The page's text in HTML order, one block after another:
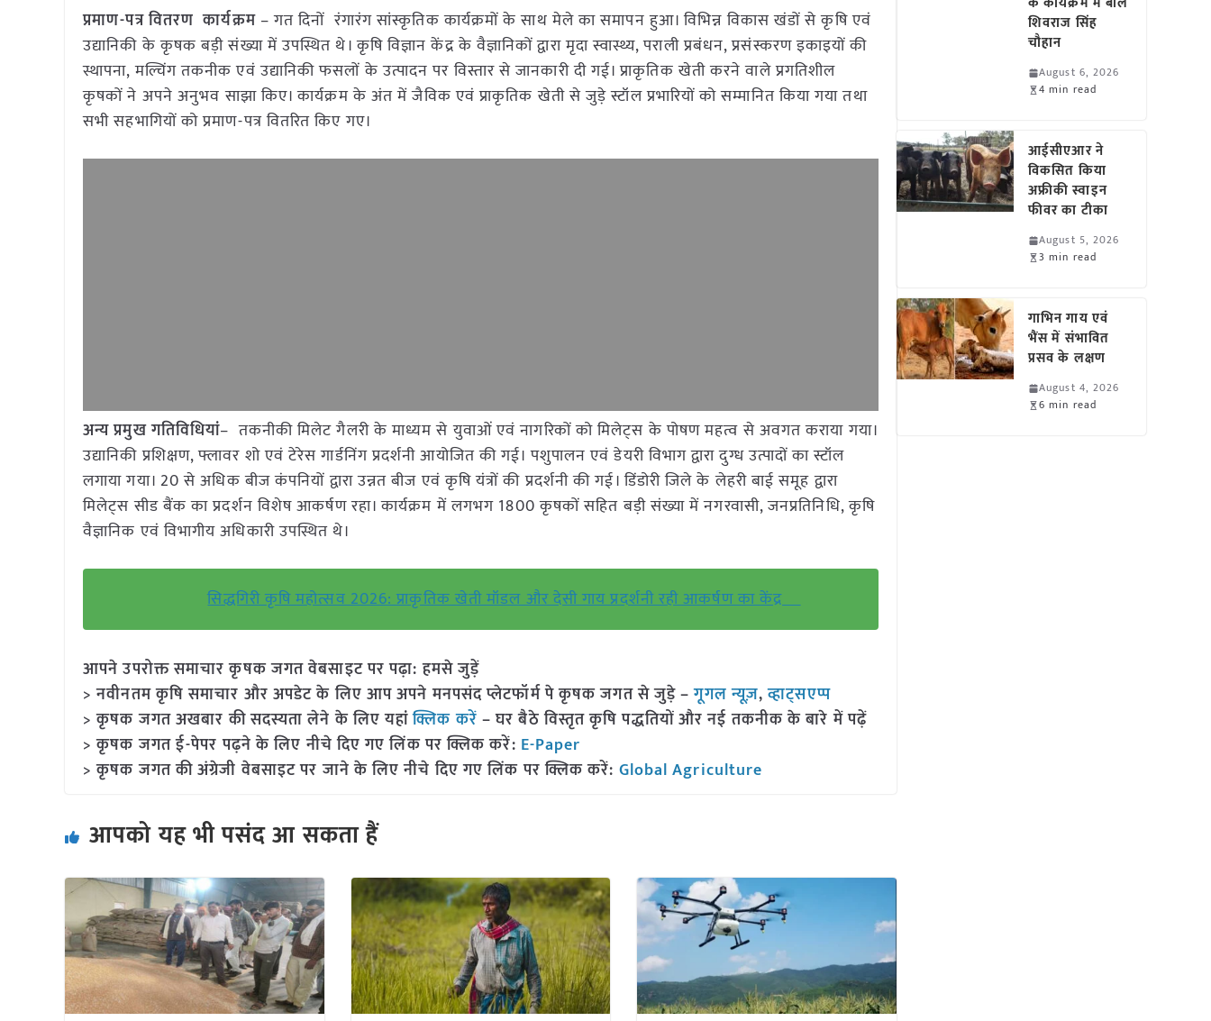
प्रमाण-पत्र वितरण कार्यक्रम – गत दिनों रंगारंग सांस्कृतिक कार्यक्रमों के साथ मेले का समापन हुआ। विभिन्न विकास खंडों से कृषि एवं
उद्यानिकी के कृषक बड़ी संख्या में उपस्थित थे। कृषि विज्ञान केंद्र के वैज्ञानिकों द्वारा मृदा स्वास्थ्य, पराली प्रबंधन, प्रसंस्करण इकाइयों की
स्थापना, मल्चिंग तकनीक एवं उद्यानिकी फसलों के उत्पादन पर विस्तार से जानकारी दी गई। प्राकृतिक खेती करने वाले प्रगतिशील
कृषकों ने अपने अनुभव साझा किए। कार्यक्रम के अंत में जैविक एवं प्राकृतिक खेती से जुड़े स्टॉल प्रभारियों को सम्मानित किया गया तथा
सभी सहभागियों को प्रमाण-पत्र वितरित किए गए।
अन्य प्रमुख गतिविधियां– तकनीकी मिलेट गैलरी के माध्यम से युवाओं एवं नागरिकों को मिलेट्स के पोषण महत्व से अवगत कराया गया।
उद्यानिकी प्रशिक्षण, फ्लावर शो एवं टेरेस गार्डनिंग प्रदर्शनी आयोजित की गई। पशुपालन एवं डेयरी विभाग द्वारा दुग्ध उत्पादों का स्टॉल
लगाया गया। 20 से अधिक बीज कंपनियों द्वारा उन्नत बीज एवं कृषि यंत्रों की प्रदर्शनी की गई। डिंडोरी जिले के लेहरी बाई समूह द्वारा
मिलेट्स सीड बैंक का प्रदर्शन विशेष आकर्षण रहा। कार्यक्रम में लगभग 1800 कृषकों सहित बड़ी संख्या में नगरवासी, जनप्रतिनिधि, कृषि
वैज्ञानिक एवं विभागीय अधिकारी उपस्थित थे।
सिद्धगिरी कृषि महोत्सव 2026: प्राकृतिक खेती मॉडल और देसी गाय प्रदर्शनी रही आकर्षण का केंद्र
आपने उपरोक्त समाचार कृषक जगत वेबसाइट पर पढ़ा: हमसे जुड़ें
> नवीनतम कृषि समाचार और अपडेट के लिए आप अपने मनपसंद प्लेटफॉर्म पे कृषक जगत से जुड़े –गूगल न्यूज़,व्हाट्सएप्प
> कृषक जगत अखबार की सदस्यता लेने के लिए यहांक्लिक करें – घर बैठे विस्तृत कृषि पद्धतियों और नई तकनीक के बारे में पढ़ें
> कृषक जगत ई-पेपर पढ़ने के लिए नीचे दिए गए लिंक पर क्लिक करें: E-Paper
> कृषक जगत की अंग्रेजी वेबसाइट पर जाने के लिए नीचे दिए गए लिंक पर क्लिक करें: Global Agriculture
आपको यह भी पसंद आ सकता हैं
शिवराज सिंह
चौहान
August 6, 2026
4 min read
आईसीएआर ने
विकसित किया
अफ्रीकी स्वाइन
फीवर का टीका
August 5, 2026
3 min read
गाभिन गाय एवं
भैंस में संभावित
प्रसव के लक्षण
August 4, 2026
6 min read